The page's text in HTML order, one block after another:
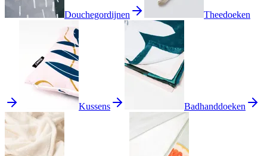
Douchegordijnen Theedoeken
Kussens Badhanddoeken